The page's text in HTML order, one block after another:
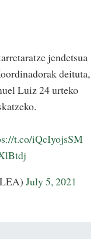
jendetsua
deituta,
Luiz 24 urteko
t.co/iQcIyojsSM
July 5, 2021